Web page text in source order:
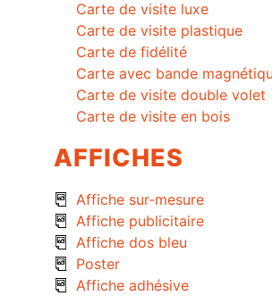
Carte de visite luxe
Carte de visite plastique
Carte de fidélité
Carte avec bande
Carte de visite double volet
Carte de visite en bois
AFFICHES
Affiche sur-mesure
Affiche publicitaire
Affiche dos bleu
Poster
Affiche adhésive